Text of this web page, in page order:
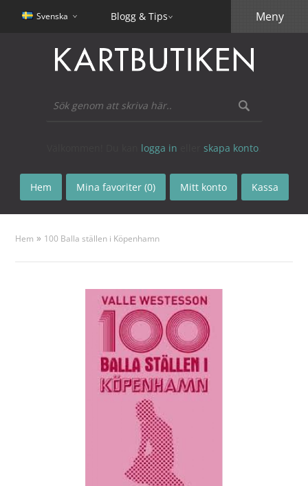
Svenska Blogg & Tips
logga in skapa konto
Hem Mina favoriter (0) Mitt konto Kassa
Meny
Hem » 100 Balla ställen i Köpenhamn